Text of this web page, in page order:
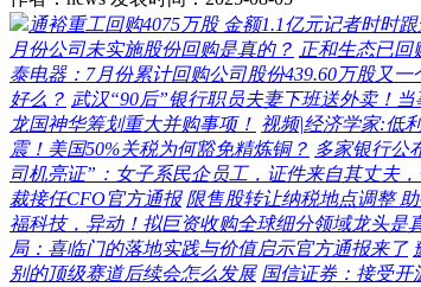
通裕重工回购4075万股 金额1.1亿元记者时时
月份公司未实施股份回购是真的？ 正和生态已回
泰电器：7月份累计回购公司股份439.60万股又一
好么？ 武汉“90后”银行职员夫妻下班送外卖！
龙国神华筹划重大并购事项！ 视频|经济学家:低
震！美国50%关税为何豁免精炼铜？ 多家银行公
司机亮证”：女子系民企员工，证件来自其丈夫
裁接任CFO官方通报 限售股转让纳税地点调整
福科技，异动！拟巨资收购全球细分领域龙头是
局：喜临门的落地实践与价值启示官方通报来了
别的顶级赛道后续会怎么发展 国信证券：接受开